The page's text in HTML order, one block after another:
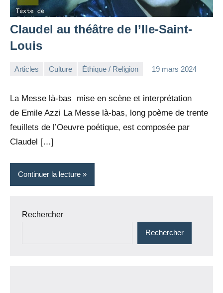
Claudel au théâtre de l’Ile-Saint-
Louis
Articles Culture Éthique / Religion 19 mars 2024
La Messe là-bas mise en scène et interprétation
de Emile Azzi La Messe là-bas, long poème de trente
feuillets de l’Oeuvre poétique, est composée par
Claudel […]
Continuer la lecture
Rechercher
Rechercher